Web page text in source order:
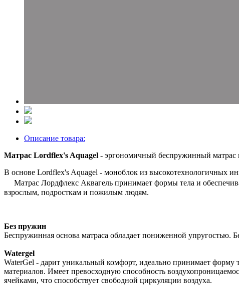
Описание товара:
Матрас Lordflex's Aquagel - эргономичный беспружинный матрас
В основе Lordflex's Aquagel - моноблок из высокотехнологичных
Матрас Лордфлекс Аквагель принимает формы тела и
взрослым, подросткам и пожилым людям.
Без пружин
Беспружинная основа матраса обладает пониженной
Watergel
WaterGel - дарит уникальный комфорт, идеально принимает форму
материалов. Имеет превосходную способность
ячейками, что способствует свободной циркуляции воздуха.